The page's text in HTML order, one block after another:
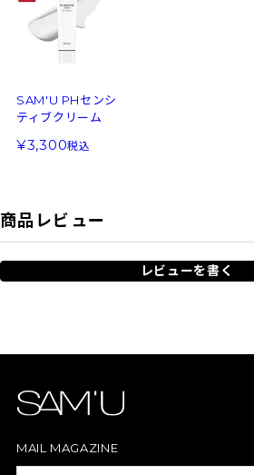
SAM'U PHセンシ
ティブクリーム
3,300税込
商品レビュー
レビューを書く
MAIL MAGAZINE